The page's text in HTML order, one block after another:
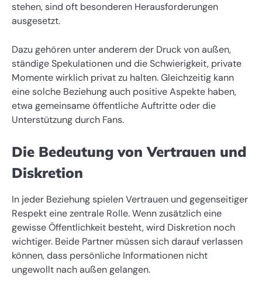
stehen, sind oft besonderen Herausforderungen
ausgesetzt.
Dazu gehören unter anderem der Druck von außen,
ständige Spekulationen und die Schwierigkeit, private
Momente wirklich privat zu halten. Gleichzeitig kann
eine solche Beziehung auch positive Aspekte haben,
etwa gemeinsame öffentliche Auftritte oder die
Unterstützung durch Fans.
Die Bedeutung von Vertrauen und
Diskretion
In jeder Beziehung spielen Vertrauen und gegenseitiger
Respekt eine zentrale Rolle. Wenn zusätzlich eine
gewisse Öffentlichkeit besteht, wird Diskretion noch
wichtiger. Beide Partner müssen sich darauf verlassen
können, dass persönliche Informationen nicht
ungewollt nach außen gelangen.